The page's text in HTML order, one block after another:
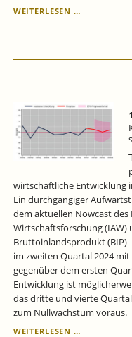
WEITERLESEN …IN
DER
STETIG
ZU.
wirtschaftliche Entwicklung
Ein durchgängiger
dem aktuellen Nowcast
Wirtschaftsforschung
Bruttoinlandsprodukt (BIP)
im zweiten Quartal 2024
gegenüber dem ersten
Entwicklung ist
das dritte und vierte
zum Nullwachstum voraus.
WEITERLESEN …